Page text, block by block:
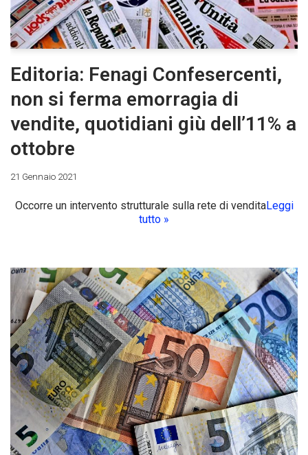
Editoria: Fenagi Confesercenti,
non si ferma emorragia di
vendite, quotidiani giù dell’11% a
ottobre
21 Gennaio 2021
Occorre un intervento strutturale sulla rete di venditaLeggi
tutto »